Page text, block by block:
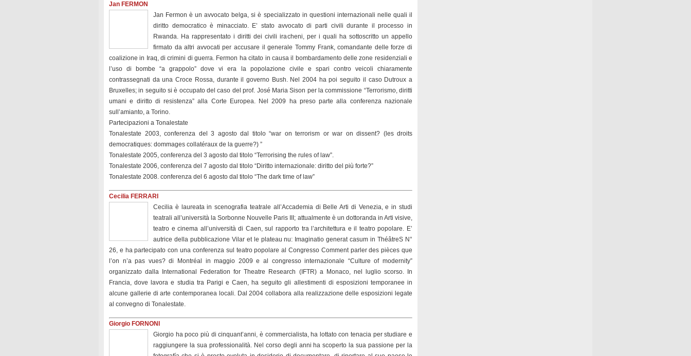
Jan FERMON
Jan Fermon è un avvocato belga, si è specializzato in questioni internazionali nelle quali il
diritto democratico è minacciato. E’ stato avvocato di parti civili durante il processo in
Rwanda. Ha rappresentato i diritti dei civili iracheni, per i quali ha sottoscritto un appello
firmato da altri avvocati per accusare il generale Tommy Frank, comandante delle forze di
coalizione in Iraq, di crimini di guerra. Fermon ha citato in causa il bombardamento delle zone residenziali e
l’uso di bombe “a grappolo” dove vi era la popolazione civile e spari contro veicoli chiaramente
contrassegnati da una Croce Rossa, durante il governo Bush. Nel 2004 ha poi seguito il caso Dutroux a
Bruxelles; in seguito si è occupato del caso del prof. José Maria Sison per la commissione “Terrorismo, diritti
umani e diritto di resistenza” alla Corte Europea. Nel 2009 ha preso parte alla conferenza nazionale
sull’amianto, a Torino.
Partecipazioni a Tonalestate
Tonalestate 2003, conferenza del 3 agosto dal titolo “war on terrorism or war on dissent? (les droits
democratiques: dommages collatéraux de la guerre?) ”
Tonalestate 2005, conferenza del 3 agosto dal titolo “Terrorising the rules of law”.
Tonalestate 2006, conferenza del 7 agosto dal titolo “Diritto internazionale: diritto del più forte?”
Tonalestate 2008. conferenza del 6 agosto dal titolo “The dark time of law”
Cecilia FERRARI
Cecilia è laureata in scenografia teatrale all’Accademia di Belle Arti di Venezia, e in studi
teatrali all’università la Sorbonne Nouvelle Paris III; attualmente è un dottoranda in Arti visive,
teatro e cinema all’università di Caen, sul rapporto tra l’architettura e il teatro popolare. E’
autrice della pubblicazione Vilar et le plateau nu: Imaginatio generat casum in ThéâtreS N°
26, e ha partecipato con una conferenza sul teatro popolare al Congresso Comment parler des pièces que
l’on n’a pas vues? di Montréal in maggio 2009 e al congresso internazionale “Culture of modernity”
organizzato dalla International Federation for Theatre Research (IFTR) a Monaco, nel luglio scorso. In
Francia, dove lavora e studia tra Parigi e Caen, ha seguito gli allestimenti di esposizioni temporanee in
alcune gallerie di arte contemporanea locali. Dal 2004 collabora alla realizzazione delle esposizioni legate
al convegno di Tonalestate.
Giorgio FORNONI
Giorgio ha poco più di cinquant’anni, è commercialista, ha lottato con tenacia per studiare e
raggiungere la sua professionalità. Nel corso degli anni ha scoperto la sua passione per la